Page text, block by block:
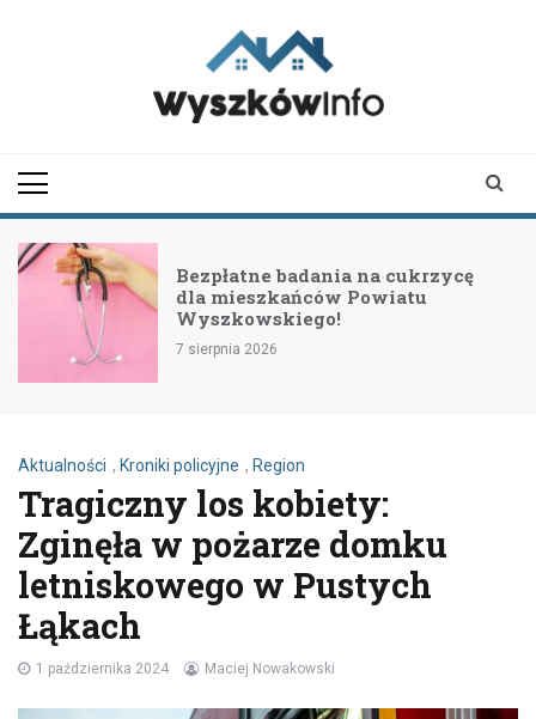
Bezpłatne badania na cukrzycę
dla mieszkańców Powiatu
Wyszkowskiego!
7 sierpnia 2026
Aktualności , Kroniki policyjne , Region
Tragiczny los kobiety:
Zginęła w pożarze domku
letniskowego w Pustych
Łąkach
1 października 2024 Maciej Nowakowski